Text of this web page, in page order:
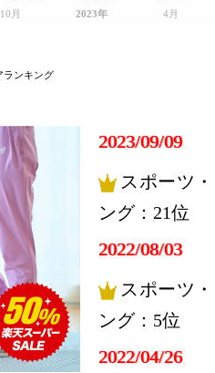
10月 2023年 4月
ランキング
2023/09/09
スポーツ
ング：21位
2022/08/03
スポーツ
ング：5位
2022/04/26